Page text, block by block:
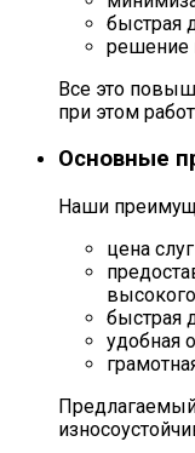
быстрая
решение
Все это
при этом
Основные
Наши
цена
быстрая
удобная